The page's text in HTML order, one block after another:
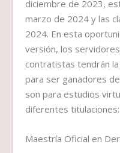
diciembre de 2023,
marzo de 2024 y las
2024. En esta
versión, los
contratistas tendrán
para ser ganadores
son para estudios
diferentes titulaciones:
Maestría Oficial en